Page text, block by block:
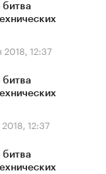
12:37
12:37